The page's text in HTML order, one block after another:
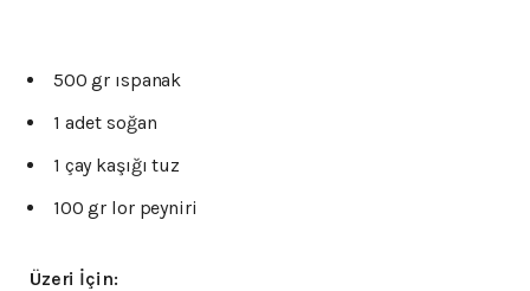
500 gr ıspanak
1 adet soğan
1 çay kaşığı tuz
100 gr lor peyniri
Üzeri İçin: